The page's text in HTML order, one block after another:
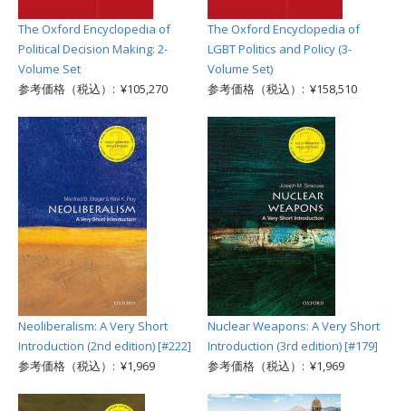
The Oxford Encyclopedia of
Political Decision Making: 2-
Volume Set
参考価格（税込）: ¥105,270
The Oxford Encyclopedia of
LGBT Politics and Policy (3-
Volume Set)
参考価格（税込）: ¥158,510
Neoliberalism: A Very Short
Introduction (2nd edition) [#222]
参考価格（税込）: ¥1,969
Nuclear Weapons: A Very Short
Introduction (3rd edition) [#179]
参考価格（税込）: ¥1,969